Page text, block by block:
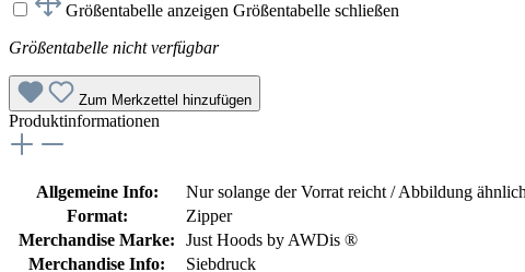
Größentabelle anzeigen Größentabelle schließen
Größentabelle nicht verfügbar
Zum Merkzettel hinzufügen
Produktinformationen
Allgemeine Info:
Nur solange der Vorrat reicht / Abbildung
Format:
Zipper
Merchandise Marke:
Just Hoods by AWDis ®
Merchandise Info:
Siebdruck